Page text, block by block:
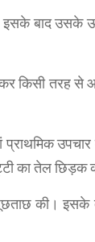
इसके बाद उसके
किसी तरह से
उपचार
का तेल छिड़क
की। इसके